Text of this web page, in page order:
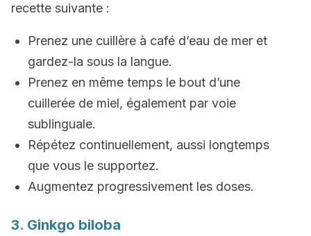
recette suivante :
Prenez une cuillère à café d’eau de mer et
gardez-la sous la langue.
Prenez en même temps le bout d’une
cuillerée de miel, également par voie
sublinguale.
Répétez continuellement, aussi longtemps
que vous le supportez.
Augmentez progressivement les doses.
3. Ginkgo biloba